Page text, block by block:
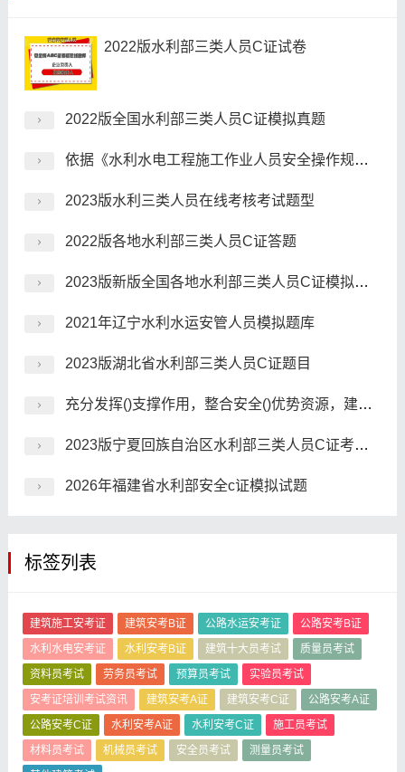
2022版水利部三类人员C证试卷
2022版全国水利部三类人员C证模拟真题
依据《水利水电工程施工作业人员安全操作规程》，暴(同音字)破器材领用时应严格领退手续，填写暴(同音字)破单据应真实.明细，注明工程项目及单位.时间.地点.班次.领用数量.发放人.领用人和施工单位，并需()签字方能生效，各签字人应对工作面实际耗材的数量负责核实。
2023版水利三类人员在线考核考试题型
2022版各地水利部三类人员C证答题
2023版新版全国各地水利部三类人员C证模拟题库
2021年辽宁水利水运安管人员模拟题库
2023版湖北省水利部三类人员C证题目
充分发挥()支撑作用，整合安全()优势资源，建立完善以企业为主体.以市场为导向.产学研用相结合的安全技术创新体系。
2023版宁夏回族自治区水利部三类人员C证考前押题
2026年福建省水利部安全c证模拟试题
标签列表
建筑施工安考证 建筑安考B证 公路水运安考证
公路安考B证
水利水电安考证
水利安考B证 建筑十大员考试
质量员考试
资料员考试
劳务员考试 预算员考试
实验员考试
安考证培训考试资讯
建筑安考A证 建筑安考C证
公路安考A证
公路安考C证
水利安考A证 水利安考C证
施工员考试
材料员考试
机械员考试 安全员考试
测量员考试